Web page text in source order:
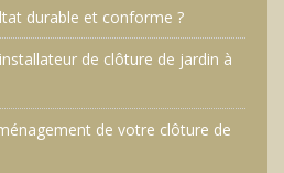
durable et conforme ?
de clôture de jardin à
de votre clôture de